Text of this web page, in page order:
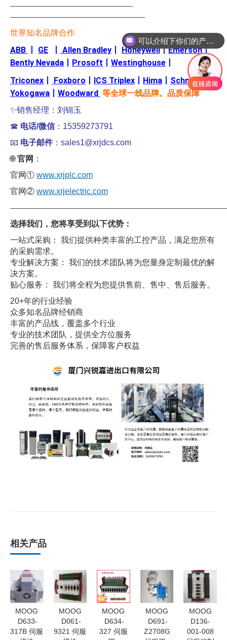
—————————————————-
———————————————————
世界知名品牌合作
ABB GE Allen Bradley Honeywell丨Emerson丨
Bently Nevada
Prosoft Westinghouse
Triconex
Foxboro ICS Triplex Hima Schneider丨
Yokogawa
Woodward 等全球一线品牌。品质保障
✨销售经理：刘锦玉
☎ 电话/微信：15359273791
📧 电子邮件：sales1@xrjdcs.com
🌐官网 ：
官网① www.xrjplc.com
官网② www.xrjelectric.com
选择我们，您将享受到以下优势：
一站式采购： 我们提供种类丰富的工控产品，满足您所有
的采购需求。
专业解决方案： 我们的技术团队将为您量身定制最优的解
决方案。
贴心服务： 我们将全程为您提供售前、售中、售后服务。
20+年的行业经验
众多知名品牌经销商
丰富的产品线，覆盖多个行业
专业的技术团队，提供全方位服务
完善的售后服务体系，保障客户权益
相关产品
MOOG
D633-
317B 伺服
MOOG
D061-
9321 伺服
MOOG
D634-
327 伺服
MOOG
D691-
Z2708G
MOOG
D136-
001-008
你们是怎么收费的呢